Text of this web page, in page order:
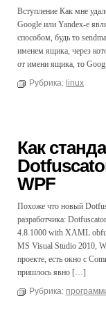
Вступление Как мне
Google или Yandex-e
способом, будь то
именем ящика, через
от имени ящика, то
Рубрика: linux
Как
WPF
Похоже что новый
разработчика:
4.8.1000 with XAML
MS Visual Studio 2010,
проекте, есть окно с
пришлось явно […]
Рубрика: